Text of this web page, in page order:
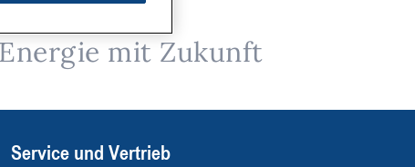
Energie mit Zukunft
Service und Vertrieb